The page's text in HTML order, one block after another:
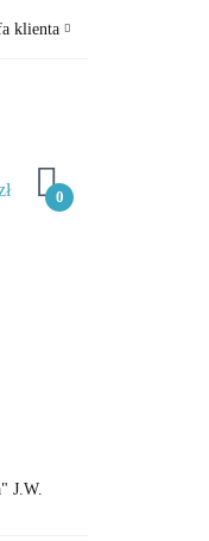
klienta
cookies
0
J.W.